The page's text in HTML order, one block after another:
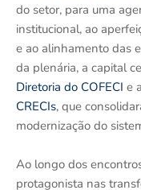
do setor, para uma
institucional, ao
e ao alinhamento das
da plenária, a capital
Diretoria do COFECI e a
CRECIs, que
modernização do
Ao longo dos
protagonista nas